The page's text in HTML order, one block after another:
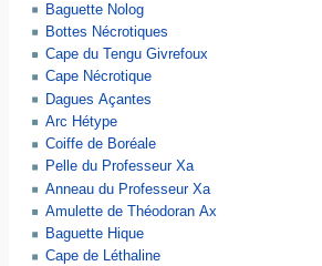
Baguette Nolog
Bottes Nécrotiques
Cape du Tengu Givrefoux
Cape Nécrotique
Dagues Açantes
Arc Hétype
Coiffe de Boréale
Pelle du Professeur Xa
Anneau du Professeur Xa
Amulette de Théodoran Ax
Baguette Hique
Cape de Léthaline